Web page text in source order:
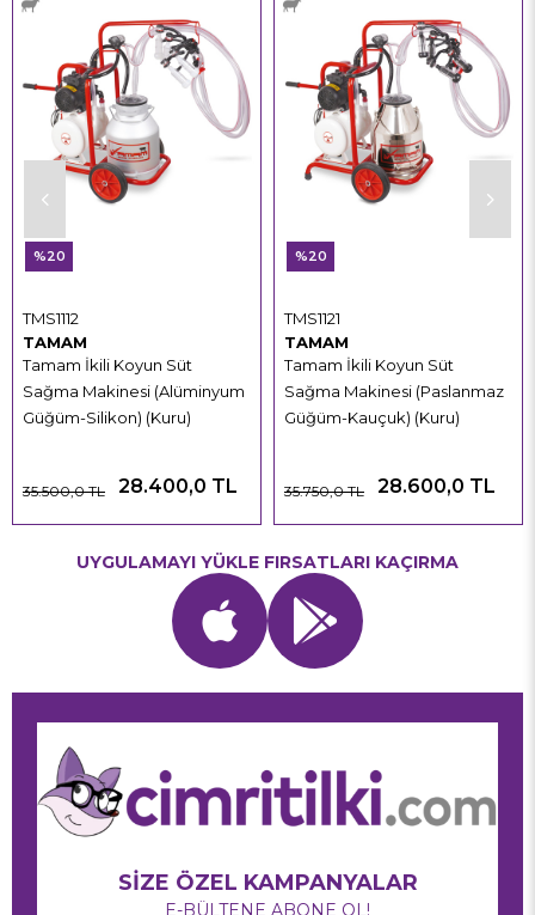
TAMAM
Tamam İkili Koyun Süt
Sağma Makinesi (Alüminyum
Güğüm-Silikon) (Kuru)
TMS1112
28.400,0 TL
35.500,0 TL
%20
TAMAM
Tamam İkili Koyun Süt
Sağma Makinesi (Paslanmaz
Güğüm-Kauçuk) (Kuru)
TMS1121
28.600,0 TL
35.750,0 TL
%20
UYGULAMAYI YÜKLE FIRSATLARI KAÇIRMA
SİZE ÖZEL KAMPANYALAR